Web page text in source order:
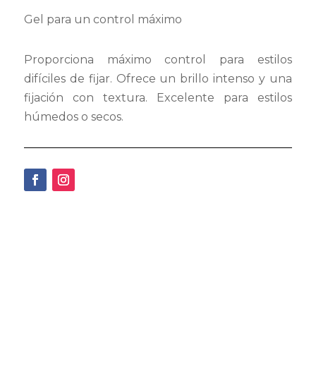
Gel para un control máximo
Proporciona máximo control para estilos
difíciles de fijar. Ofrece un brillo intenso y una
fijación con textura. Excelente para estilos
húmedos o secos.